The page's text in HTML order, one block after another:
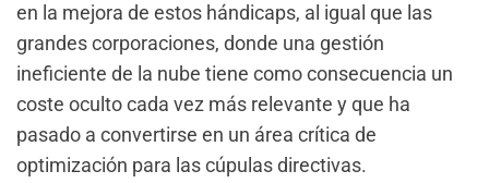
en la mejora de estos hándicaps, al igual que las
grandes corporaciones, donde una gestión
ineficiente de la nube tiene como consecuencia un
coste oculto cada vez más relevante y que ha
pasado a convertirse en un área crítica de
optimización para las cúpulas directivas.